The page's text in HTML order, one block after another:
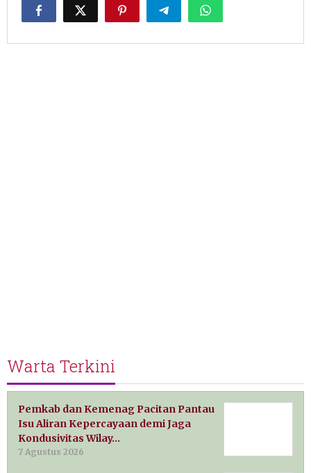
Warta Terkini
Pemkab dan Kemenag Pacitan Pantau
Isu Aliran Kepercayaan demi Jaga
Kondusivitas Wilay…
7 Agustus 2026